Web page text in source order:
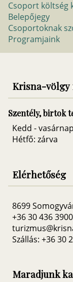
Csoport költség
Belepőjegy
Csoportoknak
Programjaink
Krisna-
Szentély, birtok
Kedd -
Hétfő: zárva
Elérhetőség
8699
+36 30 436 3900
Szállás: +36 30
Maradjunk